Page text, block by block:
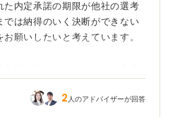
た内定承諾の期限が他社の選考
では納得のいく決断ができない
願いしたいと考えています。
を申し出ることは、やはり失礼
され、最悪の場合内定が取り消
2 人のアドバイザーが回答